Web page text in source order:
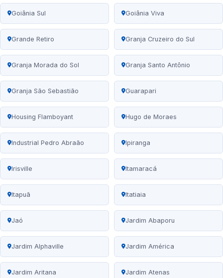
Goiânia Sul Goiânia Viva
Grande Retiro Granja Cruzeiro do Sul
Granja Morada do Sol Granja Santo Antônio
Granja São Sebastião Guarapari
Housing Flamboyant Hugo de Moraes
Industrial Pedro Abraão Ipiranga
Irisville Itamaracá
Itapuã Itatiaia
Jaó Jardim Abaporu
Jardim Alphaville Jardim América
Jardim Aritana Jardim Atenas